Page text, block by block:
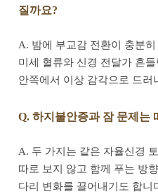
질까요?
A. 밤에 부교감 전환이 충분
미세 혈류와 신경 전달가 흔
안쪽에서 이상 감각으로 드러
Q. 하지불안증과 잠 문제는
A. 두 가지는 같은 자율신경
따로 보지 않고 함께 푸는 방
다리 변화를 끌어내기도 합니